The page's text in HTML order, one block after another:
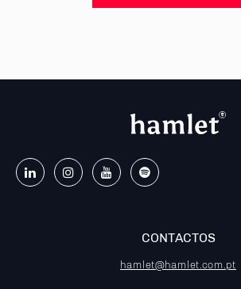
CONTACTOS
hamlet@hamlet.com.pt